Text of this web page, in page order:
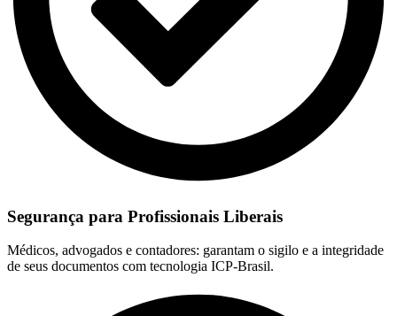
Segurança para Profissionais Liberais
Médicos, advogados e contadores: garantam o sigilo e a integridade
de seus documentos com tecnologia ICP-Brasil.